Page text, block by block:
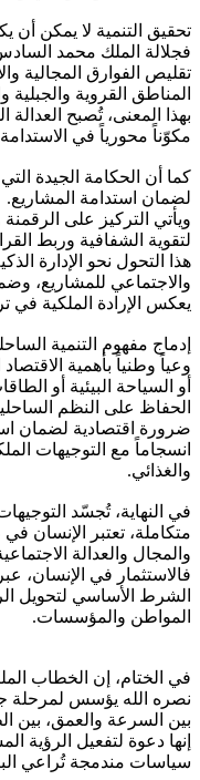
تحقيق التنمية لا يمكن أن
فجلالة الملك محمد
تقليص الفوارق المجالية
المناطق القروية والجبلية
بهذا المعنى، تُصبح
مكوّناً محورياً في
كما أن الحكامة الجيدة
لضمان استدامة المشاريع.
ويأتي التركيز على
لتقوية الشفافية وربط
هذا التحول نحو الإدارة
والاجتماعي للمشاريع،
يعكس الإرادة الملكية في
إدماج مفهوم التنمية
وعياً وطنياً بأهمية
أو السياحة البيئية أو
الحفاظ على النظم
ضرورة اقتصادية لضمان
انسجاماً مع التوجيهات
والغذائي.
في النهاية، تُجسّد
متكاملة، تعتبر الإنسان
والمجال والعدالة
فالاستثمار في الإنسان،
الشرط الأساسي لتحويل
المواطن والمؤسسات.
في الختام، إن الخطاب
نصره الله يؤسس لمرحلة
بين السرعة والعمق، بين
إنها دعوة لتفعيل الرؤية
سياسات مندمجة تُراعي